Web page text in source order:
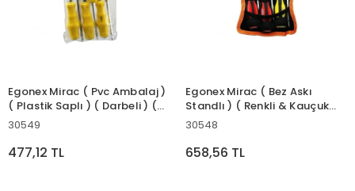
Egonex Mirac ( Pvc Ambalaj )
( Plastik Saplı ) ( Darbeli ) (
6lı Set ) ( 2in1=çift Taraflı Uç
Yıldız-düz )*50
30549
477,12 TL
Egonex Mirac ( Bez Askı
Standlı ) ( Renkli & Kauçuk
Kaplama Saplı ) ( Darbeli ) (
) Tornavida Seti Takım (
Yıldız-düz )*36
30548
658,56 TL